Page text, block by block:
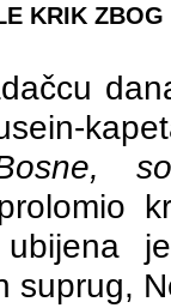
KRIK ZBOG
suprug,